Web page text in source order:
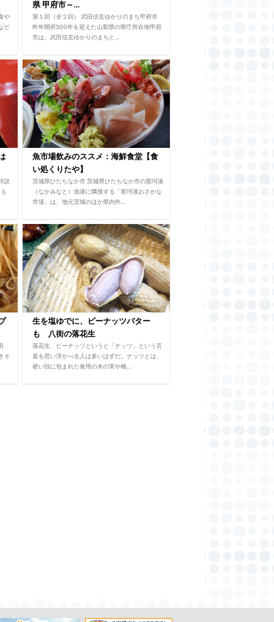
や
ど
県 甲府市～...
第１回（全２回） 武田信玄ゆかりのまち甲府市
昨年開府500年を迎えた山梨県の県庁所在地甲府
市は、武田信玄ゆかりのまちと…
説
魚市場飲みのススメ：海鮮食堂【食
い処くりたや】
茨城県ひたちなか市 茨城県ひたちなか市の那珂湊
（なかみなと）漁港に隣接する「那珂湊おさかな
市場」は、地元茨城のほか県内外…
そ
生を塩ゆでに、ピーナッツバター
も 八街の落花生
落花生、ピーナッツというと「ナッツ」という言
葉を思い浮かべる人は多いはずだ。ナッツとは、
硬い殻に包まれた食用の木の実や種…